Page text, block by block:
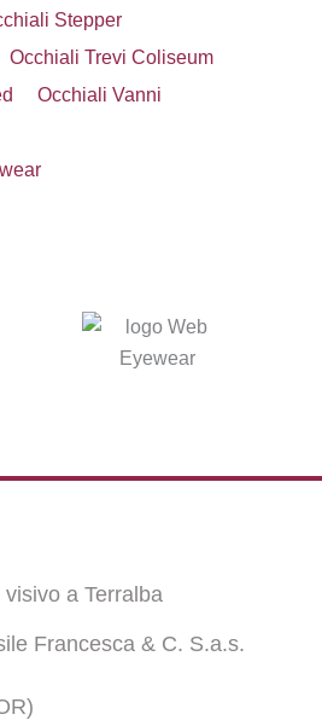
Stepper
Occhiali Trevi Coliseum
Occhiali Vanni
a Terralba
Francesca & C. S.a.s.